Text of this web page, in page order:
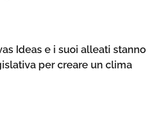
Ideas e i suoi alleati stanno
per creare un clima